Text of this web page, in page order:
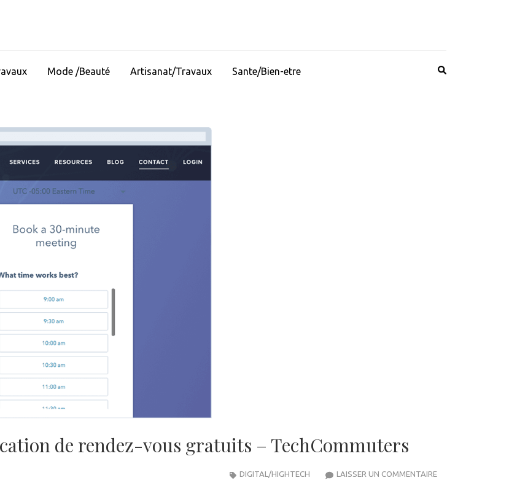
Mode /Beauté Artisanat/Travaux Sante/Bien-etre
de rendez-vous gratuits – TechCommuters
LAISSER UN COMMENTAIRE10
DIGITAL/HIGHTECH